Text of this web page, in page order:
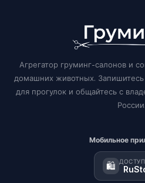
Агрегатор груминг-салонов и
домашних животных. Запишитесь
для прогулок и общайтесь с
России.
Мобильное
🛍️